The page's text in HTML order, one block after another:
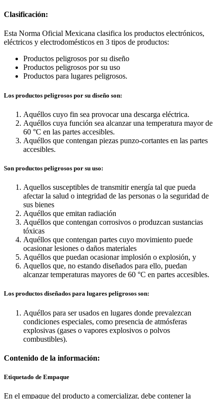
Clasificación:
Esta Norma Oficial Mexicana clasifica los productos electrónicos,
eléctricos y electrodomésticos en 3 tipos de productos:
Productos peligrosos por su diseño
Productos peligrosos por su uso
Productos para lugares peligrosos.
Los productos peligrosos por su diseño son:
Aquéllos cuyo fin sea provocar una descarga eléctrica.
Aquéllos cuya función sea alcanzar una temperatura mayor de
60 °C en las partes accesibles.
Aquéllos que contengan piezas punzo-cortantes en las partes
accesibles.
Son productos peligrosos por su uso:
Aquellos susceptibles de transmitir energía tal que pueda
afectar la salud o integridad de las personas o la seguridad de
sus bienes
Aquéllos que emitan radiación
Aquéllos que contengan corrosivos o produzcan sustancias
tóxicas
Aquéllos que contengan partes cuyo movimiento puede
ocasionar lesiones o daños materiales
Aquéllos que puedan ocasionar implosión o explosión, y
Aquellos que, no estando diseñados para ello, puedan
alcanzar temperaturas mayores de 60 °C en partes accesibles.
Los productos diseñados para lugares peligrosos son:
Aquéllos para ser usados en lugares donde prevalezcan
condiciones especiales, como presencia de atmósferas
explosivas (gases o vapores explosivos o polvos
combustibles).
Contenido de la información:
Etiquetado de Empaque
En el empaque del producto a comercializar, debe contener la